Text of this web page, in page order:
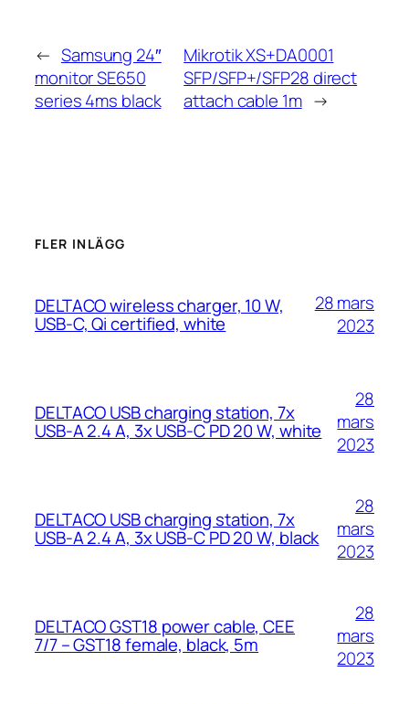
← Samsung 24″
monitor SE650
series 4ms black
Mikrotik XS+DA0001
SFP/SFP+/SFP28 direct
attach cable 1m →
FLER INLÄGG
DELTACO wireless charger, 10 W,
USB-C, Qi certified, white
28 mars
2023
DELTACO USB charging station, 7x
USB-A 2.4 A, 3x USB-C PD 20 W, white
28
mars
2023
DELTACO USB charging station, 7x
USB-A 2.4 A, 3x USB-C PD 20 W, black
28
mars
2023
DELTACO GST18 power cable, CEE
7/7 – GST18 female, black, 5m
28
mars
2023